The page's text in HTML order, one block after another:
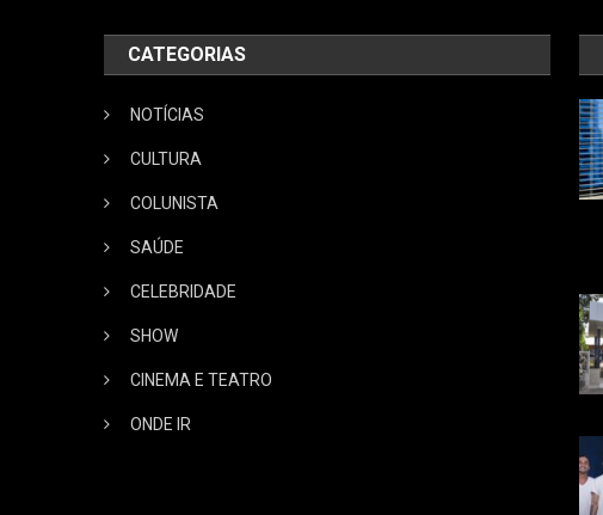
CATEGORIAS
NOTÍCIAS
CULTURA
COLUNISTA
SAÚDE
CELEBRIDADE
SHOW
CINEMA E TEATRO
ONDE IR